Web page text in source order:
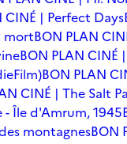
CINÉ | Perfect Days
mortBON PLAN
BON PLAN CINÉ
BON PLAN
CINÉ | The Salt
- Île d'Amrum, 1945
montagnesBON